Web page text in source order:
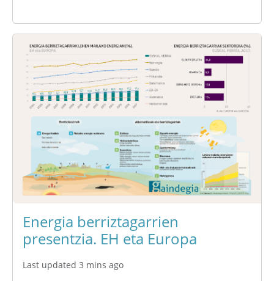
Energia berriztagarrien
presentzia. EH eta Europa
Last updated 3 mins ago